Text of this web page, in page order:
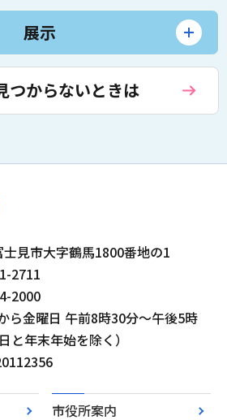
展示
つからないときは
埼玉県富士見市大字鶴馬1800番地の1
2711
2000
ら金曜日 午前8時30分～午後5時
と年末年始を除く）
市役所案内